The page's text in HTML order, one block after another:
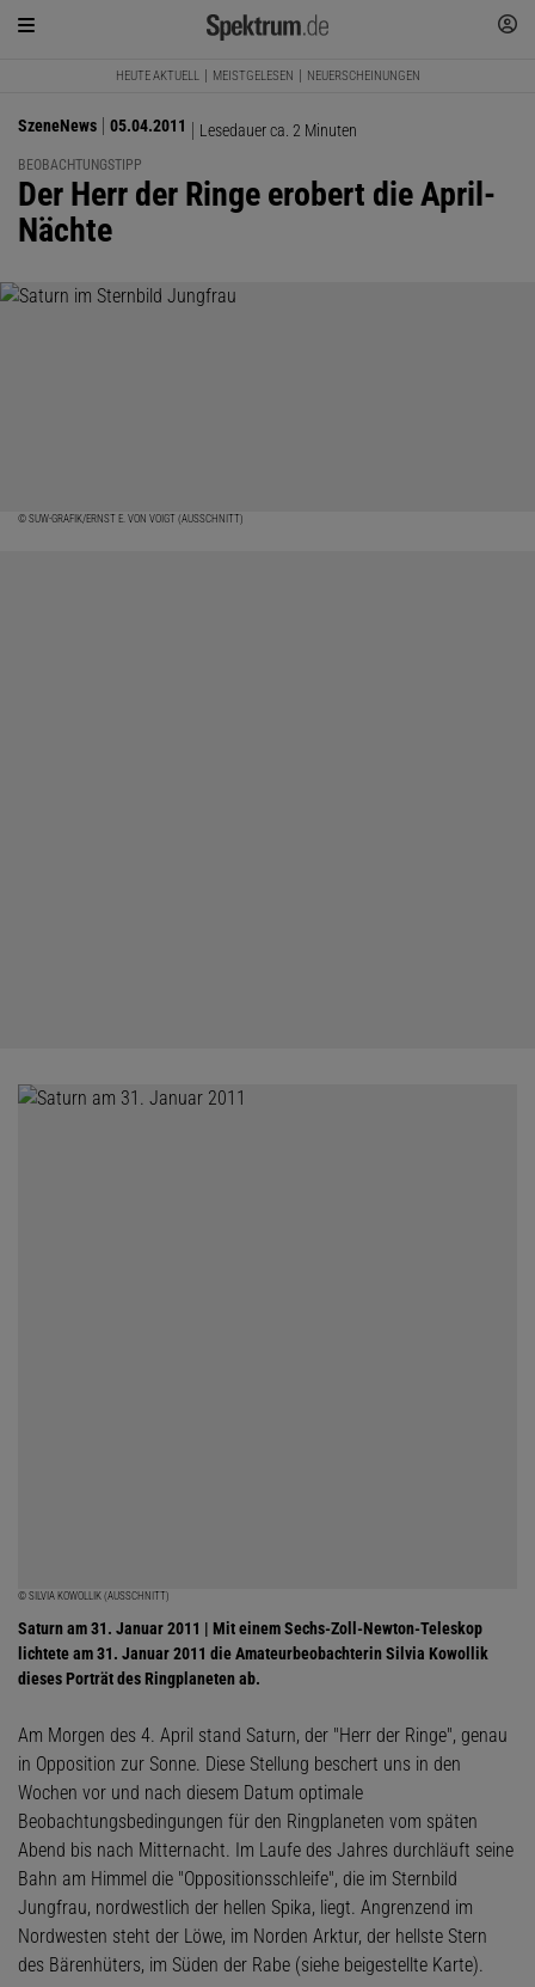
HEUTE AKTUELL MEISTGELESEN NEUERSCHEINUNGEN
SzeneNews 05.04.2011 Lesedauer ca. 2 Minuten
BEOBACHTUNGSTIPP
:
Der Herr der Ringe erobert die April-
Nächte
© SUW-GRAFIK/ERNST E. VON VOIGT (AUSSCHNITT)
© SILVIA KOWOLLIK (AUSSCHNITT)
Saturn am 31. Januar 2011 | Mit einem Sechs-Zoll-Newton-Teleskop
lichtete am 31. Januar 2011 die Amateurbeobachterin Silvia Kowollik
dieses Porträt des Ringplaneten ab.
Am Morgen des 4. April stand Saturn, der "Herr der Ringe", genau
in Opposition zur Sonne. Diese Stellung beschert uns in den
Wochen vor und nach diesem Datum optimale
Beobachtungsbedingungen für den Ringplaneten vom späten
Abend bis nach Mitternacht. Im Laufe des Jahres durchläuft seine
Bahn am Himmel die "Oppositionsschleife", die im Sternbild
Jungfrau, nordwestlich der hellen Spika, liegt. Angrenzend im
Nordwesten steht der Löwe, im Norden Arktur, der hellste Stern
des Bärenhüters, im Süden der Rabe (siehe beigestellte Karte).